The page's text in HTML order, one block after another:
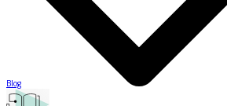
Blog